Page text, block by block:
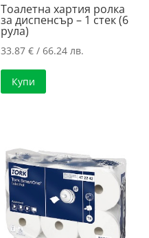
Тоалетна хартия ролка
за диспенсър – 1 стек (6
рула)
33.87€ / 66.24 лв.
Купи